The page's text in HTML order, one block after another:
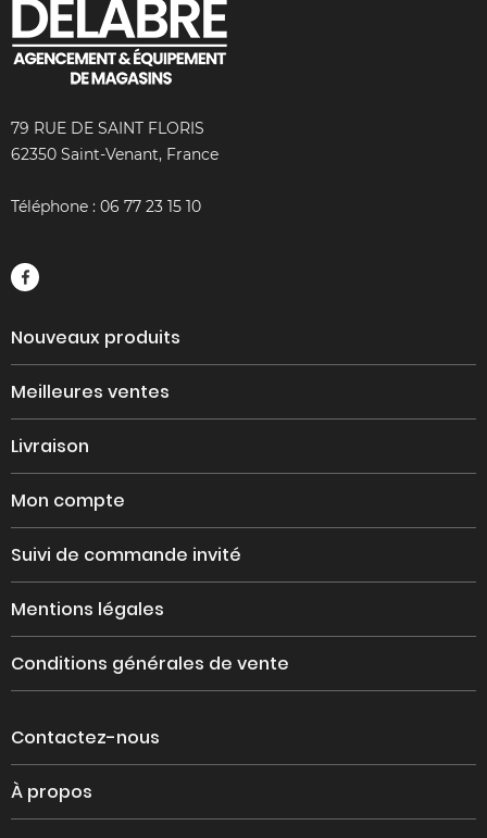
79 RUE DE SAINT FLORIS
62350 Saint-Venant, France
Téléphone : 06 77 23 15 10
Nouveaux produits
Meilleures ventes
Livraison
Mon compte
Suivi de commande invité
Mentions légales
Conditions générales de vente
Contactez-nous
À propos